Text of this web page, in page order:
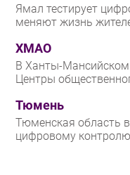
Ямал тестирует
меняют жизнь
ХМАО
В Ханты-
Центры
Тюмень
Тюменская область
цифровому контролю